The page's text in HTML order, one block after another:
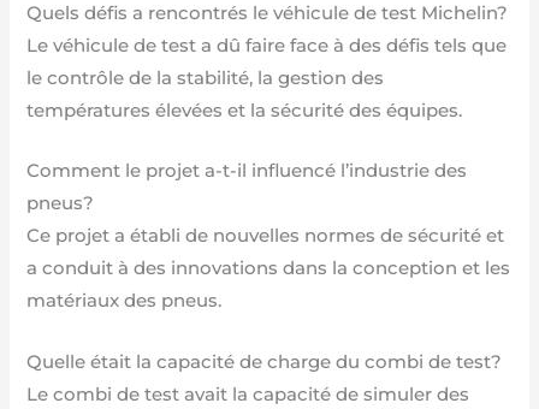
Quels défis a rencontrés le véhicule de test Michelin?
Le véhicule de test a dû faire face à des défis tels que
le contrôle de la stabilité, la gestion des
températures élevées et la sécurité des équipes.
Comment le projet a-t-il influencé l’industrie des
pneus?
Ce projet a établi de nouvelles normes de sécurité et
a conduit à des innovations dans la conception et les
matériaux des pneus.
Quelle était la capacité de charge du combi de test?
Le combi de test avait la capacité de simuler des